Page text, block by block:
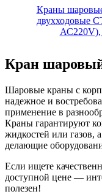
Краны
двухходовые
АС220V),
Кран
Шаровые краны с
надежное и
применение в
Краны гарантируют
жидкостей или газов,
делающие
Если ищете
доступной цене —
полезен!